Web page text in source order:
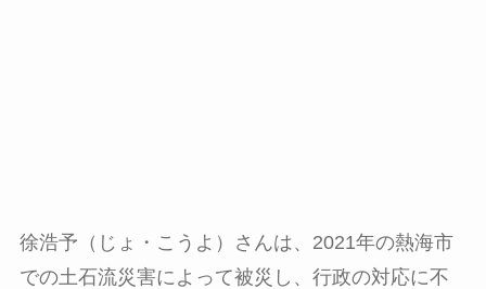
徐浩予（じょ・こうよ）さんは、2021年の熱海市
での土石流災害によって被災し、行政の対応に不